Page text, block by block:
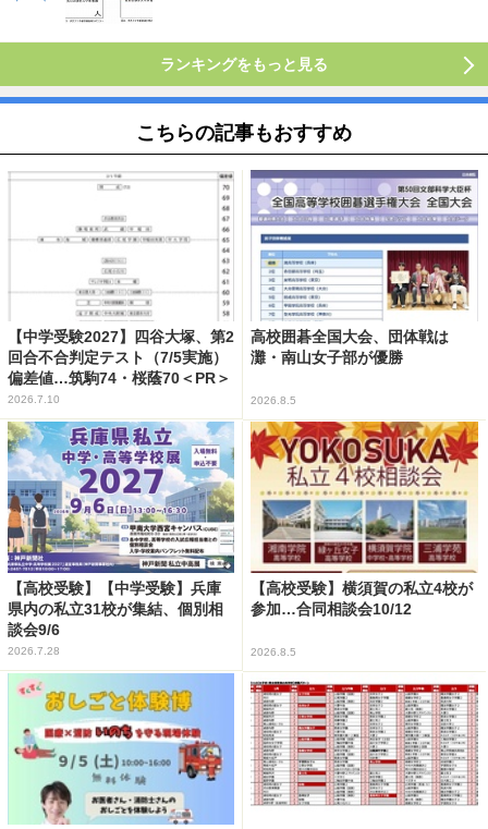
ランキングをもっと見る
こちらの記事もおすすめ
【中学受験2027】四谷大塚、第2
回合不合判定テスト（7/5実施）
偏差値…筑駒74・桜蔭70＜PR＞
2026.7.10
高校囲碁全国大会、団体戦は
灘・南山女子部が優勝
2026.8.5
【高校受験】【中学受験】兵庫
県内の私立31校が集結、個別相
談会9/6
2026.7.28
【高校受験】横須賀の私立4校が
参加…合同相談会10/12
2026.8.5